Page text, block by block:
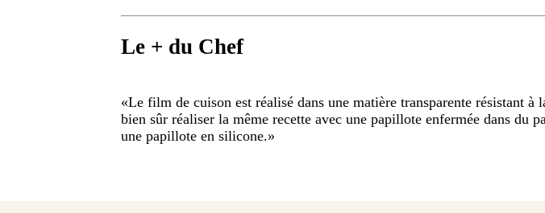
Le + du Chef
«Le film de cuison est réalisé dans une matière transparente résistant à
bien sûr réaliser la même recette avec une papillote enfermée dans du
une papillote en silicone.»